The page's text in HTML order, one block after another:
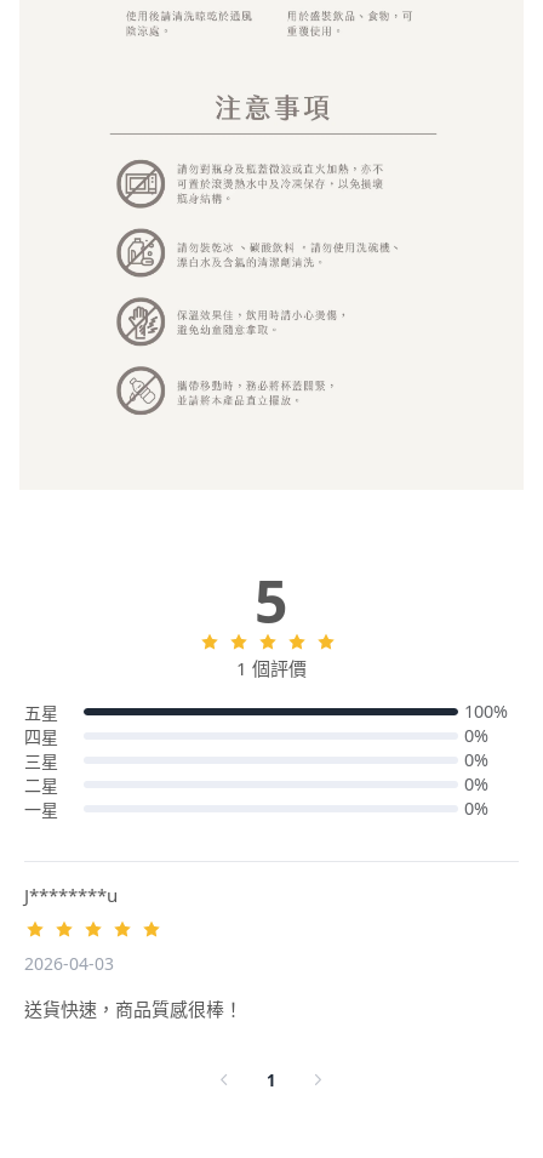
5
1 個評價
五星
100%
四星
0%
三星
0%
二星
0%
一星
0%
J********u
2026-04-03
送貨快速，商品質感很棒！
1